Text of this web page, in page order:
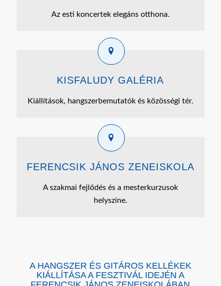
Az esti koncertek elegáns otthona.
KISFALUDY GALÉRIA
Kiállítások, hangszerbemutatók és közösségi tér.
FERENCSIK JÁNOS ZENEISKOLA
A szakmai fejlődés és a mesterkurzusok
helyszíne.
A HANGSZER ÉS GITÁROS KELLÉKEK
KIÁLLÍTÁSA A FESZTIVÁL IDEJÉN A